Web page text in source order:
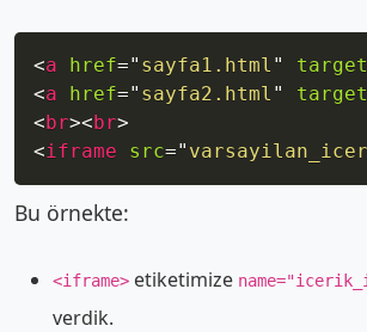
<a href=" sayfa1.html " target
<a href=" sayfa2.html " target
<br><br>
<iframe src="
Bu örnekte:
<iframe> etiketimize
verdik.